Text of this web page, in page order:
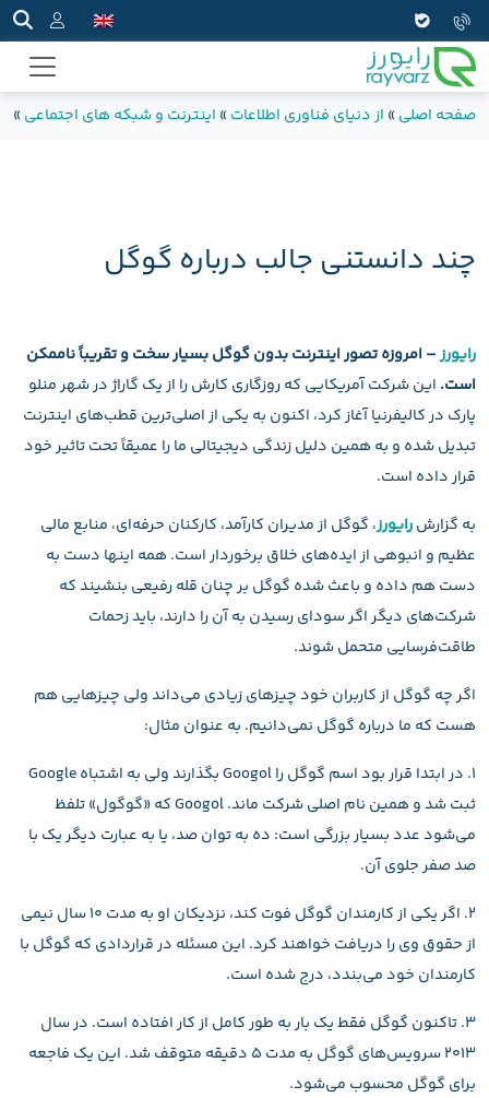
صفحه اصلی » از دنیای فناوری اطلاعات » اینترنت و شبکه های اجتماعی »
چند دانستنی جالب درباره گوگل
رایورز– امروزه تصور اینترنت بدون گوگل بسیار سخت و تقریباً ناممکن
است. این شرکت آمریکایی که روزگاری کارش را از یک گاراژ در شهر منلو
پارک در کالیفرنیا آغاز کرد، اکنون به یکی از اصلی‌ترین قطب‌های اینترنت
تبدیل شده و به همین دلیل زندگی دیجیتالی ما را عمیقاً تحت تاثیر خود
قرار داده است.
به گزارشرایورز، گوگل از مدیران کارآمد، کارکنان حرفه‌ای، منابع مالی
عظیم و انبوهی از ایده‌های خلاق برخوردار است. همه اینها دست به
دست هم داده و باعث شده گوگل بر چنان قله رفیعی بنشیند که
شرکت‌های دیگر اگر سودای رسیدن به آن را دارند، باید زحمات
طاقت‌فرسایی متحمل شوند.
اگر چه گوگل از کاربران خود چیزهای زیادی می‌داند ولی چیزهایی هم
هست که ما درباره گوگل نمی‌دانیم. به عنوان مثال:
۱. در ابتدا قرار بود اسم گوگل را Googol بگذارند ولی به اشتباه Google
ثبت شد و همین نام اصلی شرکت ماند. Googol که «گوگول» تلفظ
می‌شود عدد بسیار بزرگی است: ده به توان صد، یا به عبارت دیگر یک با
صد صفر جلوی آن.
۲. اگر یکی از کارمندان گوگل فوت کند، نزدیکان او به مدت ۱۰ سال نیمی
از حقوق وی را دریافت خواهند کرد. این مسئله در قراردادی که گوگل با
کارمندان خود می‌بندد، درج شده است.
۳. تاکنون گوگل فقط یک بار به طور کامل از کار افتاده است. در سال
۲۰۱۳ سرویس‌های گوگل به مدت ۵ دقیقه متوقف شد. این یک فاجعه
برای گوگل محسوب می‌شود.